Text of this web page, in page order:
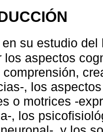
en su estudio del
los aspectos
, los
o motrices -
, los